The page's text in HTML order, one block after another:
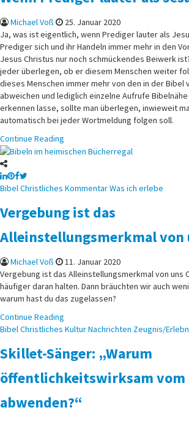
Michael Voß
25. Januar 2020
Ja, was ist eigentlich, wenn Prediger lauter als
Prediger sich und ihr Handeln immer mehr in den
Jesus Christus nur noch schmückendes Beiwerk
jeder überlegen, ob er diesem Menschen weiter
dieses Menschen immer mehr von den in der
abweichen und lediglich einzelne Aufrufe
erkennen lasse, sollte man überlegen, inwieweit
automatisch bei jeder Wortmeldung folgen soll.
Continue Reading
Posted
BibelChristliches KommentarWas ich erlebe
Vergebung ist das
Alleinstellungsmerkmal von
Michael Voß
11. Januar 2020
Vergebung ist das Alleinstellungsmerkmal von uns
häufiger daran halten. Dann bräuchten wir auch
warum hast du das zugelassen?
Continue Reading
Posted
BibelChristliches KulturNachrichten Zeugnis/
Skillet-Sänger: „Warum
öffentlichkeitswirksam vom
abwenden?“